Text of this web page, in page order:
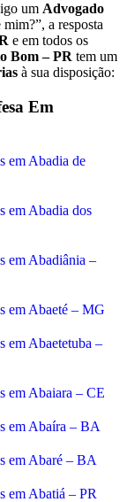
um Advogado
mim?”, a resposta
e em todos os
Bom – PR tem um
à sua disposição:
Em
em Abadia de
em Abadia dos
em Abadiânia –
em Abaeté – MG
em Abaetetuba –
em Abaiara – CE
em Abaíra – BA
em Abaré – BA
em Abatiá – PR